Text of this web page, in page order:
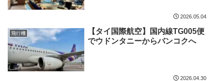
2026.05.04
飛行機
【タイ国際航空】国内線TG005便
でウドンタニーからバンコクへ
2026.04.30